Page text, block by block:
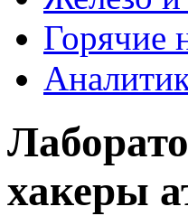
Горячие
хакеры